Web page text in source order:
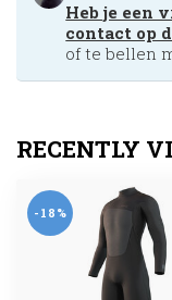
Heb je een
contact op
of te bellen
RECENTLY
-18%